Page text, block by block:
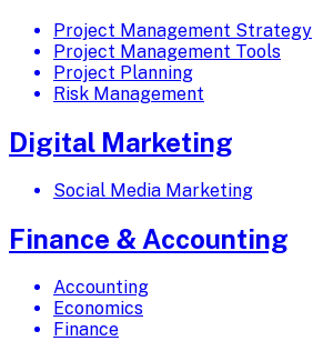
Project Management Strategy
Project Management Tools
Project Planning
Risk Management
Digital Marketing
Social Media Marketing
Finance & Accounting
Accounting
Economics
Finance